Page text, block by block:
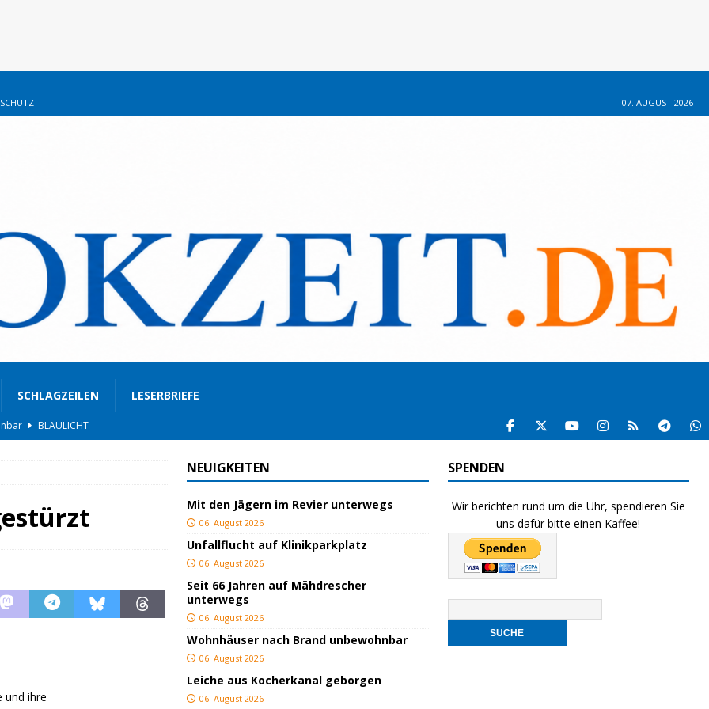
07. AUGUST 2026
SCHLAGZEILEN LESERBRIEFE
BLAULICHT
BLAULICHT
und ihre
NEUIGKEITEN
Mit den Jägern im Revier unterwegs
06. August 2026
Unfallflucht auf Klinikparkplatz
06. August 2026
Seit 66 Jahren auf Mähdrescher
unterwegs
06. August 2026
Wohnhäuser nach Brand unbewohnbar
06. August 2026
Leiche aus Kocherkanal geborgen
06. August 2026
SPENDEN
Wir berichten rund um die Uhr, spendieren Sie
uns dafür bitte einen Kaffee!